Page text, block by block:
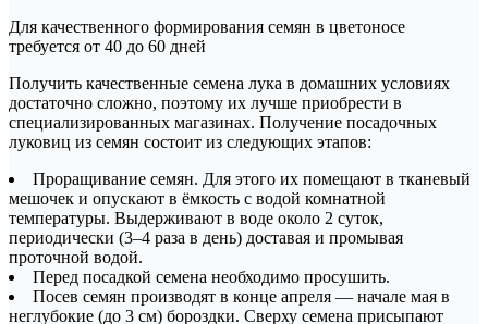
Для качественного формирования семян в цветоносе
требуется от 40 до 60 дней
Получить качественные семена лука в домашних условиях
достаточно сложно, поэтому их лучше приобрести в
специализированных магазинах. Получение посадочных
луковиц из семян состоит из следующих этапов:
Проращивание семян. Для этого их помещают в тканевый
мешочек и опускают в ёмкость с водой комнатной
температуры. Выдерживают в воде около 2 суток,
периодически (3–4 раза в день) доставая и промывая
проточной водой.
Перед посадкой семена необходимо просушить.
Посев семян производят в конце апреля — начале мая в
неглубокие (до 3 см) бороздки. Сверху семена присыпают